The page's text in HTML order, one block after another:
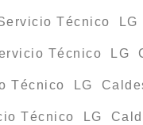
Técnico
Técnico LG
Técnico LG
Técnico LG